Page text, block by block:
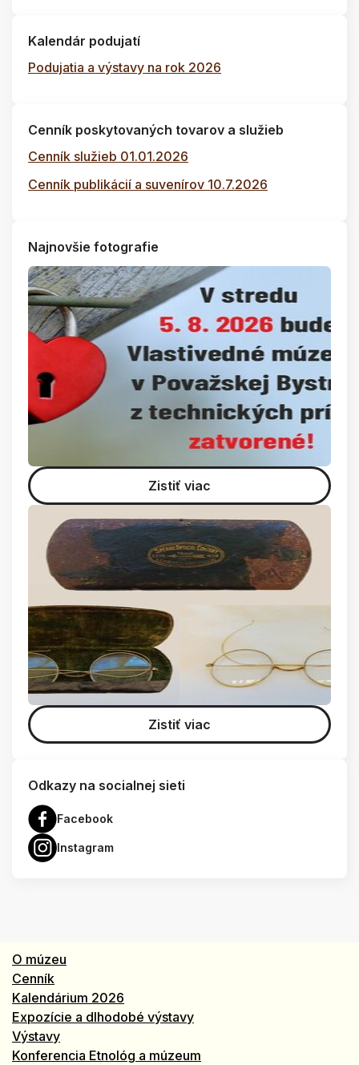
Kalendár podujatí
Podujatia a výstavy na rok 2026
Cenník poskytovaných tovarov a služieb
Cenník služieb 01.01.2026
Cenník publikácií a suvenírov 10.7.2026
Najnovšie fotografie
Zistiť viac
Zistiť viac
Odkazy na socialnej sieti
Facebook
Instagram
O múzeu
Cenník
Kalendárium 2026
Expozície a dlhodobé výstavy
Výstavy
Konferencia Etnológ a múzeum